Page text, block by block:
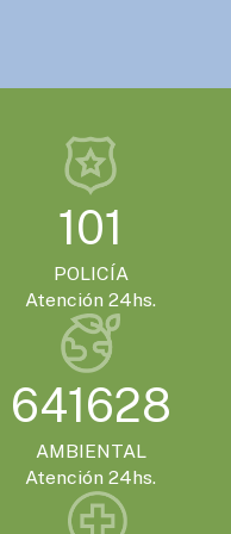
- 14:00HS.
será la sede
- 20:00HS.
su 4ª edición
101
POLICÍA
Atención 24hs.
641628
AMBIENTAL
Atención 24hs.